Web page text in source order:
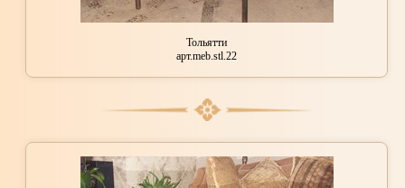
Тольятти
арт.meb.stl.22